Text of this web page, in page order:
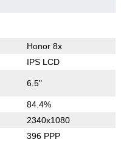
Honor 8x
IPS LCD
6.5"
84.4%
2340x1080
396 PPP